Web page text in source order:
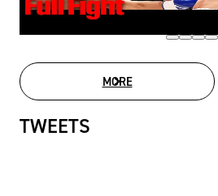
MOREMOVIE LIST
TWEETS